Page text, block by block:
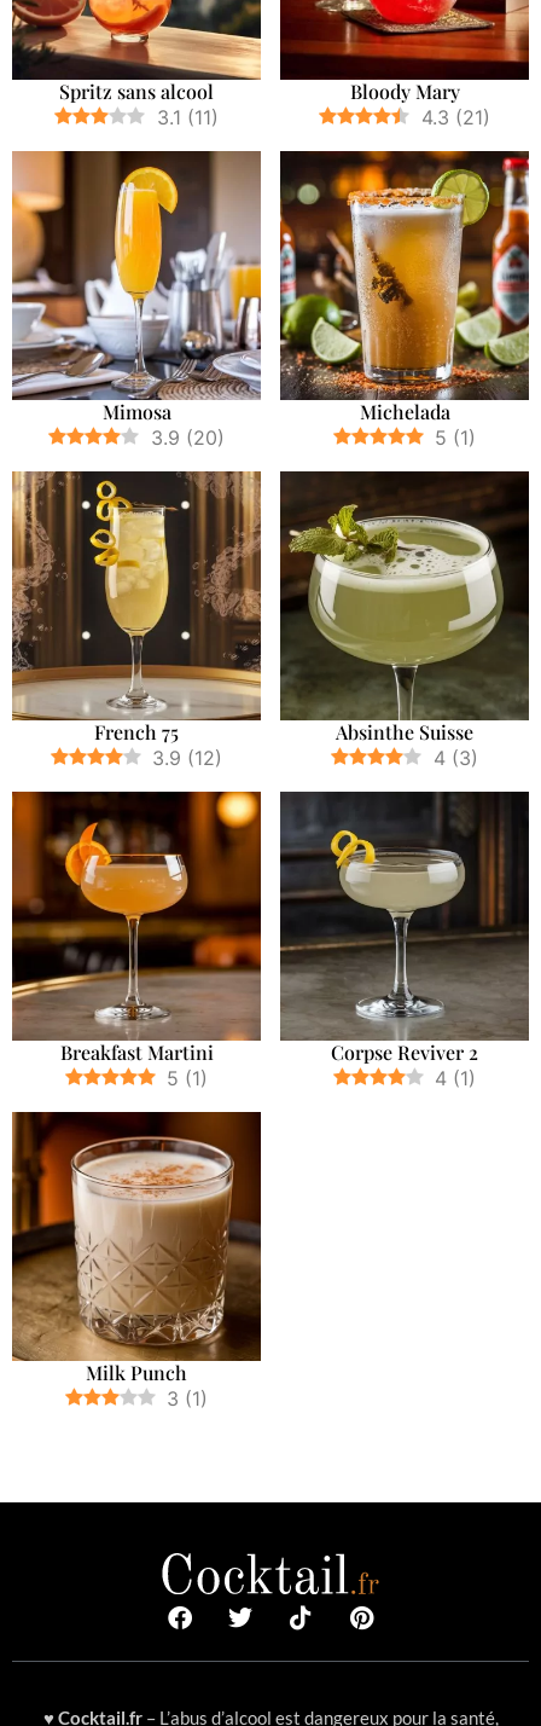
Spritz sans alcool
3.1 (11)
Bloody Mary
4.3 (21)
Mimosa
3.9 (20)
Michelada
5 (1)
French 75
3.9 (12)
Absinthe Suisse
4 (3)
Breakfast Martini
5 (1)
Corpse Reviver 2
4 (1)
Milk Punch
3 (1)
♥ Cocktail.fr– L’abus d’alcool est dangereux pour la santé,